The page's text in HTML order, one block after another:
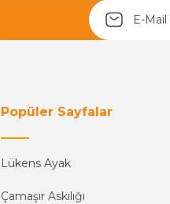
Popüler Sayfalar
Lükens Ayak
Çamaşır Askılığı